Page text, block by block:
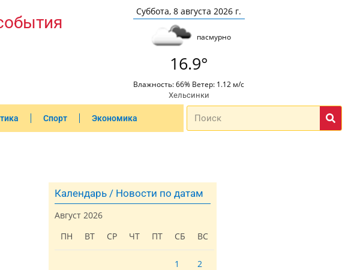
Суббота, 8 августа 2026 г.
пасмурно
16.9°
Влажность: 66% Ветер: 1.12 м/с
Хельсинки
Спорт Экономика
Календарь / Новости по датам
Август 2026
ПН
ВТ СР ЧТ ПТ СБ ВС
1 2